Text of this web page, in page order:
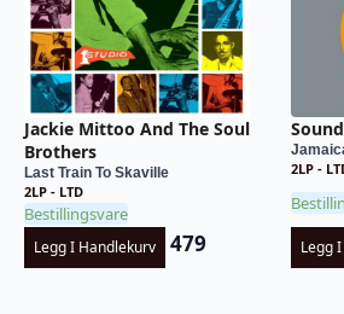
Jackie Mittoo And The Soul
Brothers
Last Train To Skaville
2LP - LTD
Bestillingsvare
Legg I Handlekurv 479
2LP -
Legg